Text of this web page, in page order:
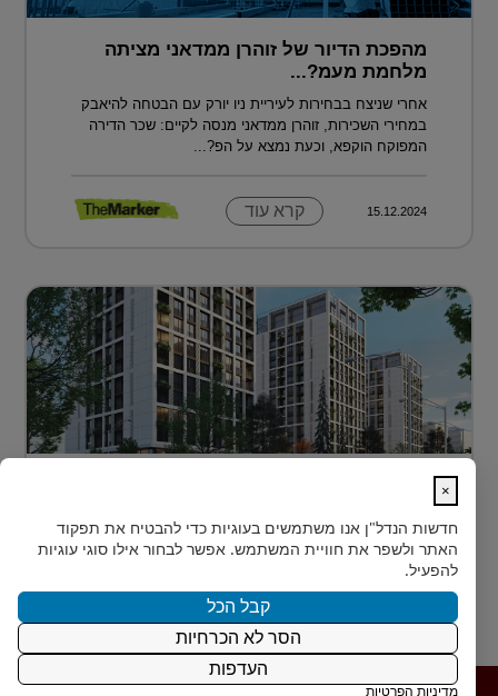
מהפכת הדיור של זוהרן ממדאני מציתה
מלחמת מעמ?...
אחרי שניצח בבחירות לעיריית ניו יורק עם הבטחה להיאבק
במחירי השכירות, זוהרן ממדאני מנסה לקיים: שכר הדירה
המפוקח הוקפא, וכעת נמצא על הפ?...
15.12.2024 קרא עוד
כשחושבים על השקעות נדל"ן מעבר לים, מדינה אחת
נמצאת בשנים האחרונות בראש הרשימה של משקיעים
ישראלים רבים: גאורגיה. ...
15.12.2024 קרא עוד
×
חדשות הנדל"ן אנו משתמשים בעוגיות כדי להבטיח את תפקוד
האתר ולשפר את חוויית המשתמש. אפשר לבחור אילו סוגי עוגיות
להפעיל.
קבל הכל
הסר לא הכרחיות
העדפות
מדיניות הפרטיות